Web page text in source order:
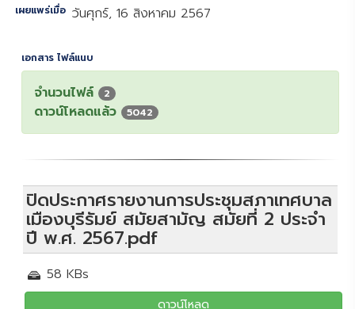
เผยแพร่เมื่อ วันศุกร์, 16 สิงหาคม 2567
เอกสาร ไฟล์แนบ
จำนวนไฟล์ 2
ดาวน์โหลดแล้ว 5042
ปิดประกาศรายงานการประชุมสภาเทศบาล
เมืองบุรีรัมย์ สมัยสามัญ สมัยที่ 2 ประจำ
ปี พ.ศ. 2567.pdf
58 KBs
ดาวน์โหลด